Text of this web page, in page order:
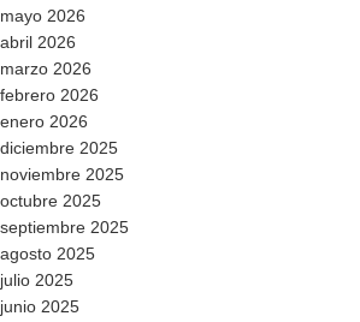
mayo 2026
abril 2026
marzo 2026
febrero 2026
enero 2026
diciembre 2025
noviembre 2025
octubre 2025
septiembre 2025
agosto 2025
julio 2025
junio 2025